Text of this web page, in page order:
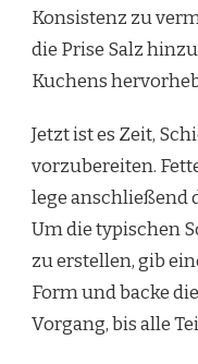
Konsistenz zu
die Prise Salz
Kuchens
Jetzt ist es Zeit,
vorzubereiten.
lege anschließend
Um die typischen
zu erstellen, gib
Form und backe
Vorgang, bis alle